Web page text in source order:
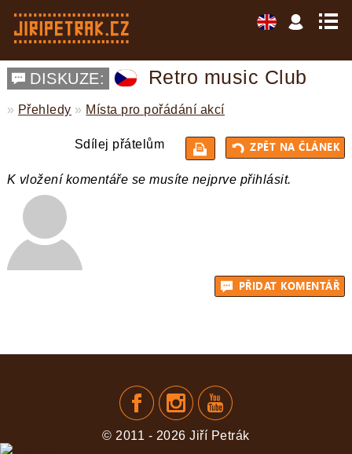
DISKUZE: Retro music Club
» Přehledy » Místa pro pořádání akcí
Sdílej přátelům
K vložení komentáře se musíte nejprve přihlásit.
PŘIDAT
© 2011 - 2026 Jiří Petrák